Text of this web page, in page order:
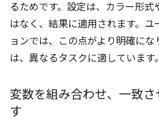
るためです。設定は、カラー形式
はなく、結果に適用されます。ユ
ョンでは、この点がより明確にな
は、異なるタスクに適しています。
変数を組み合わせ、一致
す